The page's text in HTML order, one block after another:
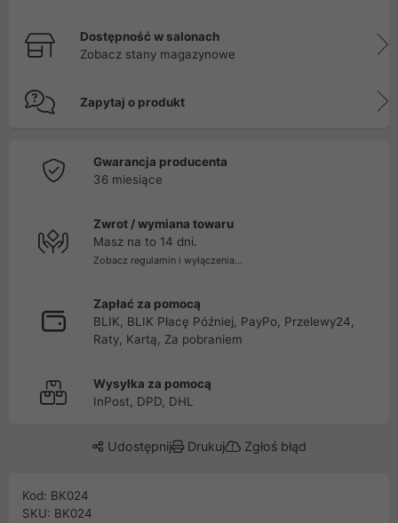
Dostępność w salonach
Zobacz stany magazynowe
Zapytaj o produkt
Gwarancja producenta
36 miesiące
Zwrot / wymiana towaru
Masz na to 14 dni.
Zobacz regulamin i wyłączenia...
Zapłać za pomocą
BLIK, BLIK Płacę Później, PayPo, Przelewy24,
Raty, Kartą, Za pobraniem
Wysyłka za pomocą
InPost, DPD, DHL
Udostępnij Drukuj Zgłoś błąd
Kod: BK024
SKU: BK024